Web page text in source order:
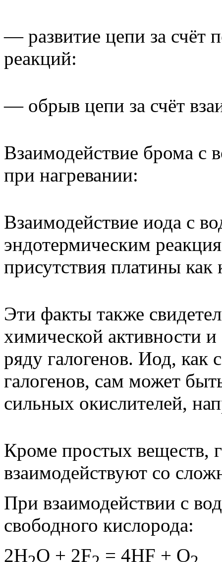
— развитие цепи за счёт
реакций:
— обрыв цепи за счёт
Взаимодействие брома с
при нагревании:
Взаимодействие иода с
эндотермическим
присутствия платины как
Эти факты также
химической активности
ряду галогенов. Иод, как
галогенов, сам может
сильных окислителей,
Кроме простых веществ,
взаимодействуют со
При взаимодействии с
свободного кислорода:
2Н O + 2F = 4HF + O